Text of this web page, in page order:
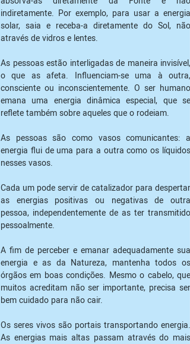
indiretamente. Por exemplo, para usar a energia
solar, saia e receba-a diretamente do Sol, não
através de vidros e lentes.
As pessoas estão interligadas de maneira invisível,
o que as afeta. Influenciam-se uma à outra,
consciente ou inconscientemente. O ser humano
emana uma energia dinâmica especial, que se
reflete também sobre aqueles que o rodeiam.
As pessoas são como vasos comunicantes: a
energia flui de uma para a outra como os líquidos
nesses vasos.
Cada um pode servir de catalizador para despertar
as energias positivas ou negativas de outra
pessoa, independentemente de as ter transmitido
pessoalmente.
A fim de perceber e emanar adequadamente sua
energia e as da Natureza, mantenha todos os
órgãos em boas condições. Mesmo o cabelo, que
muitos acreditam não ser importante, precisa ser
bem cuidado para não cair.
Os seres vivos são portais transportando energia.
As energias mais altas passam através do mais